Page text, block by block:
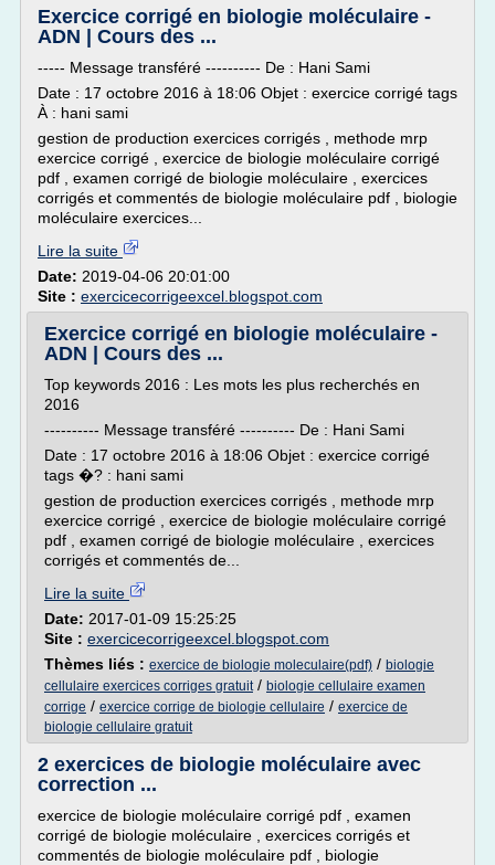
Exercice corrigé en biologie moléculaire -
ADN | Cours des ...
----- Message transféré ---------- De : Hani Sami
Date : 17 octobre 2016 à 18:06 Objet : exercice corrigé tags
À : hani sami
gestion de production exercices corrigés , methode mrp
exercice corrigé , exercice de biologie moléculaire corrigé
pdf , examen corrigé de biologie moléculaire , exercices
corrigés et commentés de biologie moléculaire pdf , biologie
moléculaire exercices...
Lire la suite
Date: 2019-04-06 20:01:00
Site : exercicecorrigeexcel.blogspot.com
Exercice corrigé en biologie moléculaire -
ADN | Cours des ...
Top keywords 2016 : Les mots les plus recherchés en
2016
---------- Message transféré ---------- De : Hani Sami
Date : 17 octobre 2016 à 18:06 Objet : exercice corrigé
tags �? : hani sami
gestion de production exercices corrigés , methode mrp
exercice corrigé , exercice de biologie moléculaire corrigé
pdf , examen corrigé de biologie moléculaire , exercices
corrigés et commentés de...
Lire la suite
Date: 2017-01-09 15:25:25
Site : exercicecorrigeexcel.blogspot.com
Thèmes liés : exercice de biologie moleculaire(pdf) / biologie
cellulaire exercices corriges gratuit/ biologie cellulaire examen
corrige / exercice corrige de biologie cellulaire / exercice de
biologie cellulaire gratuit
2 exercices de biologie moléculaire avec
correction ...
exercice de biologie moléculaire corrigé pdf , examen
corrigé de biologie moléculaire , exercices corrigés et
commentés de biologie moléculaire pdf , biologie